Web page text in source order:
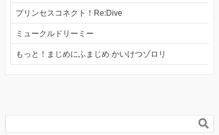
プリンセスコネクト！Re:Dive
ミュークルドリーミー
もっと！まじめにふまじめ かいけつゾロリ
